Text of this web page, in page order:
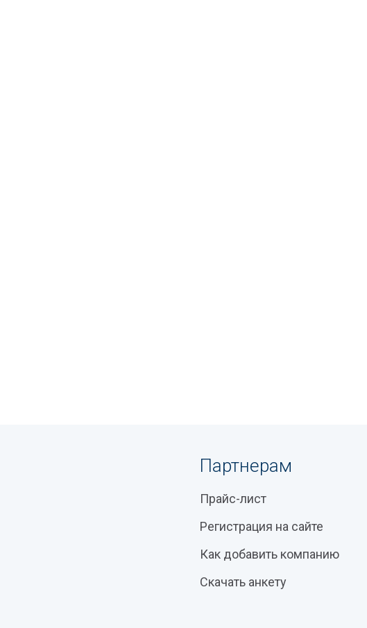
Партнерам
Прайс-лист
Регистрация на сайте
Как добавить компанию
Скачать анкету